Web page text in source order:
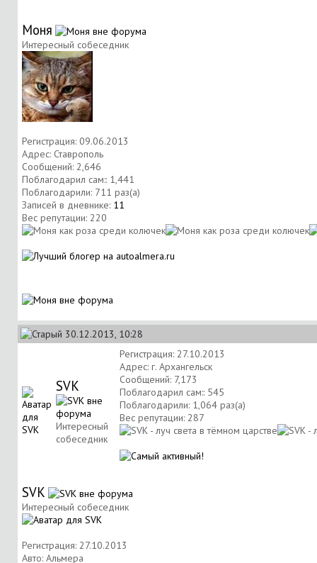
Моня
Интересный собеседник
Регистрация: 09.06.2013
Адрес: Ставрополь
Сообщений: 2,646
Поблагодарил сам:: 1,441
Поблагодарили: 711 раз(а)
Записей в дневнике: 11
Вес репутации: 220
30.12.2013, 10:28
SVK
Интересный
собеседник
Регистрация: 27.10.2013
Адрес: г. Архангельск
Сообщений: 7,173
Поблагодарил сам:: 545
Поблагодарили: 1,064 раз(а)
Вес репутации: 287
SVK
Интересный собеседник
Регистрация: 27.10.2013
Авто: Альмера